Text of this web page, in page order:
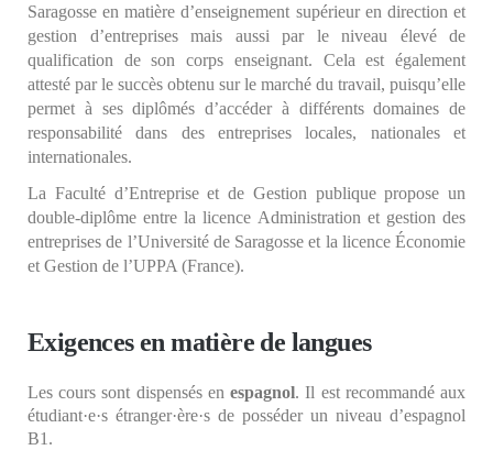
Saragosse en matière d’enseignement supérieur en direction et
gestion d’entreprises mais aussi par le niveau élevé de
qualification de son corps enseignant. Cela est également
attesté par le succès obtenu sur le marché du travail, puisqu’elle
permet à ses diplômés d’accéder à différents domaines de
responsabilité dans des entreprises locales, nationales et
internationales.
La Faculté d’Entreprise et de Gestion publique propose un
double-diplôme entre la licence Administration et gestion des
entreprises de l’Université de Saragosse et la licence Économie
et Gestion de l’UPPA (France).
Exigences en matière de langues
Les cours sont dispensés enespagnol. Il est recommandé aux
étudiant·e·s étranger·ère·s de posséder un niveau d’espagnol
B1.